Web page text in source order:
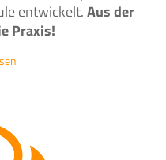
entwickelt.Aus der
Praxis!